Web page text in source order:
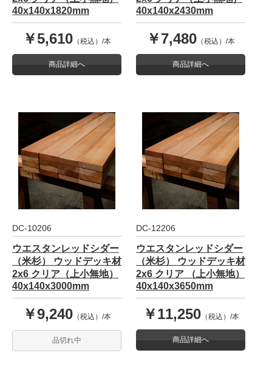
40x140x1820mm
￥5,610 （税込）/本
商品詳細へ
40x140x2430mm
￥7,480 （税込）/本
商品詳細へ
DC-10206
ウエスタンレッドシダー
（米杉） ウッドデッキ材
2x6 クリア（上小無地）
40x140x3000mm
￥9,240 （税込）/本
品切れ中
DC-12206
ウエスタンレッドシダー
（米杉） ウッドデッキ材
2x6 クリア （上小無地）
40x140x3650mm
￥11,250（税込）/本
商品詳細へ